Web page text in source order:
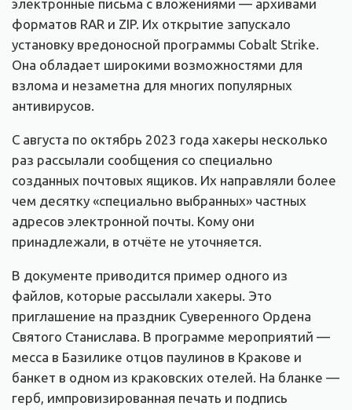
электронные письма с вложениями — архивами
форматов RAR и ZIP. Их открытие запускало
установку вредоносной программы Cobalt Strike.
Она обладает широкими возможностями для
взлома и незаметна для многих популярных
антивирусов.
С августа по октябрь 2023 года хакеры несколько
раз рассылали сообщения со специально
созданных почтовых ящиков. Их направляли более
чем десятку «специально выбранных» частных
адресов электронной почты. Кому они
принадлежали, в отчёте не уточняется.
В документе приводится пример одного из
файлов, которые рассылали хакеры. Это
приглашение на праздник Суверенного Ордена
Святого Станислава. В программе мероприятий —
месса в Базилике отцов паулинов в Кракове и
банкет в одном из краковских отелей. На бланке —
герб, импровизированная печать и подпись